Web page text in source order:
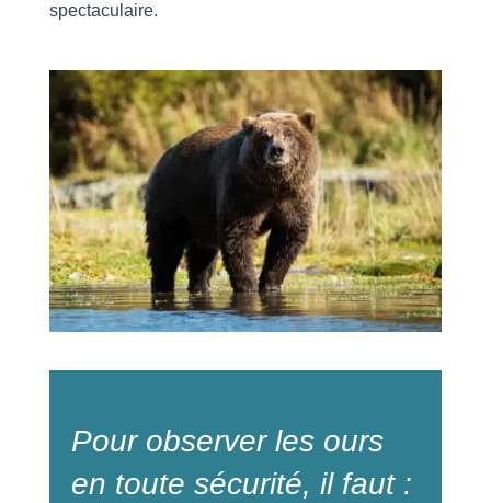
spectaculaire.
Pour observer les ours
en toute sécurité, il faut :